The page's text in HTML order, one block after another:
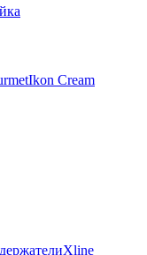
Ikon Cream
Xline